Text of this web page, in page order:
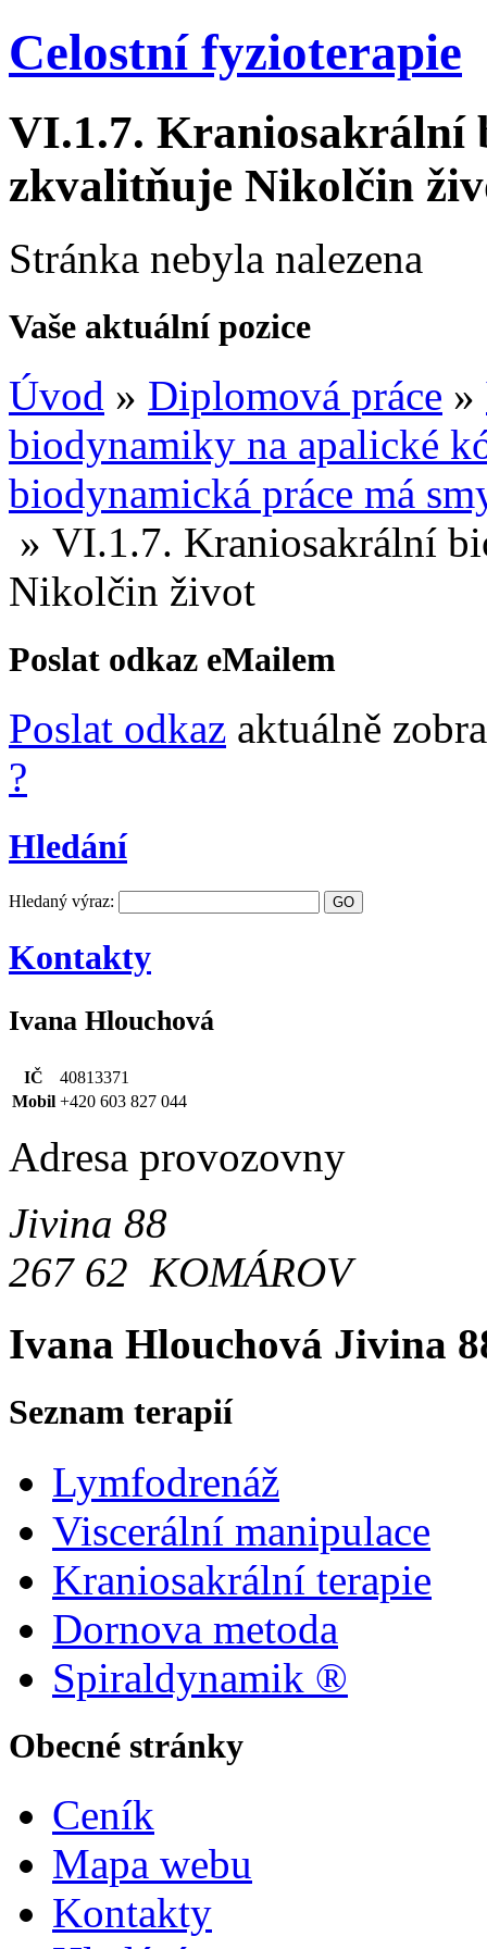
Celostní fyzioterapie
VI.1.7. Kraniosakrální
zkvalitňuje Nikolčin
Stránka nebyla nalezena
Vaše aktuální pozice
Úvod » Diplomová práce »
biodynamiky na apalické
biodynamická práce má
» VI.1.7. Kraniosakrální
Nikolčin život
Poslat odkaz eMailem
Poslat odkaz aktuálně
?
Hledání
Hledaný výraz:
Kontakty
Ivana Hlouchová
IČ
40813371
Mobil +420 603 827 044
Adresa provozovny
Jivina 88
267 62 KOMÁROV
Ivana Hlouchová Jivina
Seznam terapií
Lymfodrenáž
Viscerální manipulace
Kraniosakrální terapie
Dornova metoda
Spiraldynamik ®
Obecné stránky
Ceník
Mapa webu
Kontakty